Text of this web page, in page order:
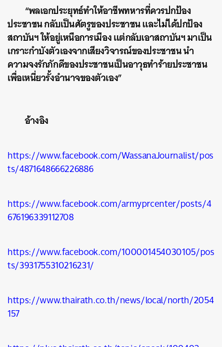
“พลเอกประยุทธ์ทำให้อาชีพทหารที่ควรปกป้อง
ประชาชน กลับเป็นศัตรูของประชาชน และไม่ได้ปกป้อง
สถาบันฯ ให้อยู่เหนือการเมือง แต่กลับเอาสถาบันฯ มาเป็น
เกราะกำบังตัวเองจากเสียงวิจารณ์ของประชาชน นำ
ความจงรักภักดีของประชาชนเป็นอาวุธทำร้ายประชาชน
เพื่อเหนี่ยวรั้งอำนาจของตัวเอง”
อ้างอิง
https://www.facebook.com/WassanaJournalist/pos
ts/4871648666226886
https://www.facebook.com/armyprcenter/posts/4
676196339112708
https://www.facebook.com/100001454030105/pos
ts/3931755310216231/
https://www.thairath.co.th/news/local/north/2054
157